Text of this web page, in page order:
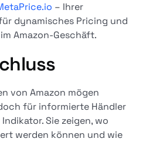
– Ihrer
dynamisches Pricing und
Amazon-Geschäft.
von Amazon mögen
für informierte Händler
Sie zeigen, wo
werden können und wie